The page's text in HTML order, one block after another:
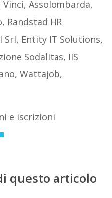
Assolombarda,
Randstad HR
Srl, Entity IT Solutions,
Sodalitas, IIS
Wattajob,
e iscrizioni:
questo articolo